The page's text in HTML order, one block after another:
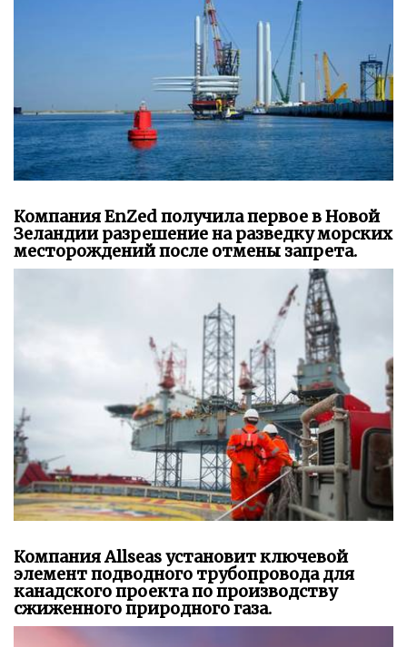
Компания EnZed получила первое в Новой
Зеландии разрешение на разведку морских
месторождений после отмены запрета.
Компания Allseas установит ключевой
элемент подводного трубопровода для
канадского проекта по производству
сжиженного природного газа.